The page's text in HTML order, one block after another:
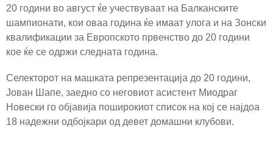
20 години во август ќе учествуваат на Балканските
шампионати, кои оваа година ќе имаат улога и на Зонски
квалификации за Европското првенство до 20 години
кое ќе се одржи следната година.
Селекторот на машката репрезентација до 20 години,
Јован Шапе, заедно со неговиот асистент Миодраг
Новески го објавија поширокиот список на кој се најдоа
18 надежни одбојкари од девет домашни клубови.